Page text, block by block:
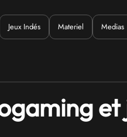
Jeux Indés Materiel Medias